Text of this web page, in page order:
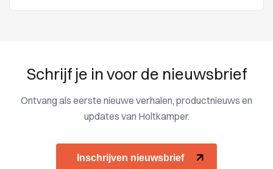
Schrijf je in voor de nieuwsbrief
Ontvang als eerste nieuwe verhalen, productnieuws en
updates van Holtkamper.
Inschrijven nieuwsbrief